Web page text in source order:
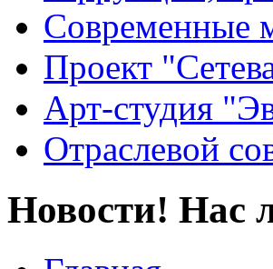
Современные
Проект
Арт-студия
Отраслевой
Новости! Нас